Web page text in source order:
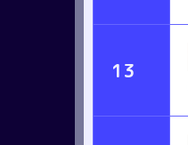
13